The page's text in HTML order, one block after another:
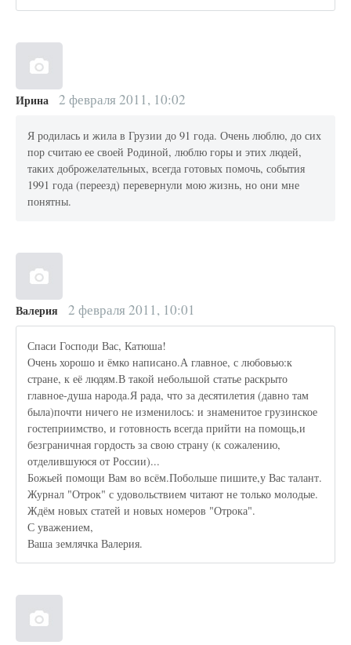
Ирина 2 февраля 2011, 10:02
Я родилась и жила в Грузии до 91 года. Очень люблю, до сих
пор считаю ее своей Родиной, люблю горы и этих людей,
таких доброжелательных, всегда готовых помочь, события
1991 года (переезд) перевернули мою жизнь, но они мне
понятны.
Валерия 2 февраля 2011, 10:01
Спаси Господи Вас, Катюша!
Очень хорошо и ёмко написано.А главное, с любовью:к
стране, к её людям.В такой небольшой статье раскрыто
главное-душа народа.Я рада, что за десятилетия (давно там
была)почти ничего не изменилось: и знаменитое грузинское
гостеприимство, и готовность всегда прийти на помощь,и
безграничная гордость за свою страну (к сожалению,
отделившуюся от России)...
Божьей помощи Вам во всём.Побольше пишите,у Вас талант.
Журнал "Отрок" с удовольствием читают не только молодые.
Ждём новых статей и новых номеров "Отрока".
С уважением,
Ваша землячка Валерия.